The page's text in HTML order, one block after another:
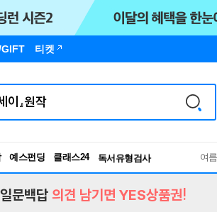
티켓
예스펀딩 클래스24
독서유형검사
RBTI Lab
여
문백답 의견 남기면 YES상품권!